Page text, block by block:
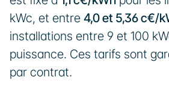
kWc, et entre 4,0 et 5,36 c€/
installations entre 9 et 100
puissance. Ces tarifs sont
par contrat.